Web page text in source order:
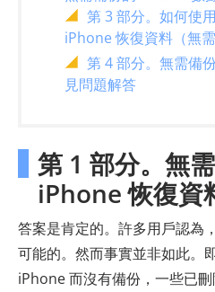
第 3 部分。如何使
iPhone 恢復資料（無需
第 4 部分。無需備
見問題解答
第 1 部分。無
iPhone 恢復資
答案是肯定的。許多用戶認為
可能的。然而事實並非如此。
iPhone 而沒有備份，一些已